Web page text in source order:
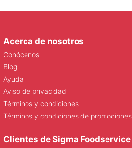
Acerca de nosotros
Conócenos
Blog
Ayuda
Aviso de privacidad
Términos y condiciones
Términos y condiciones de promociones
Clientes de Sigma Foodservice